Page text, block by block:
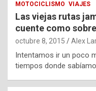
MOTOCICLISMO VIAJES
Las viejas rutas
cuente como
octubre 8, 2015 Alex
Intentamos ir un poco
tiempos donde